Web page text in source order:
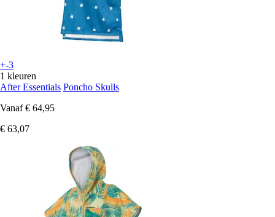
+-3
1 kleuren
After Essentials Poncho Skulls
Vanaf € 64,95
€ 63,07